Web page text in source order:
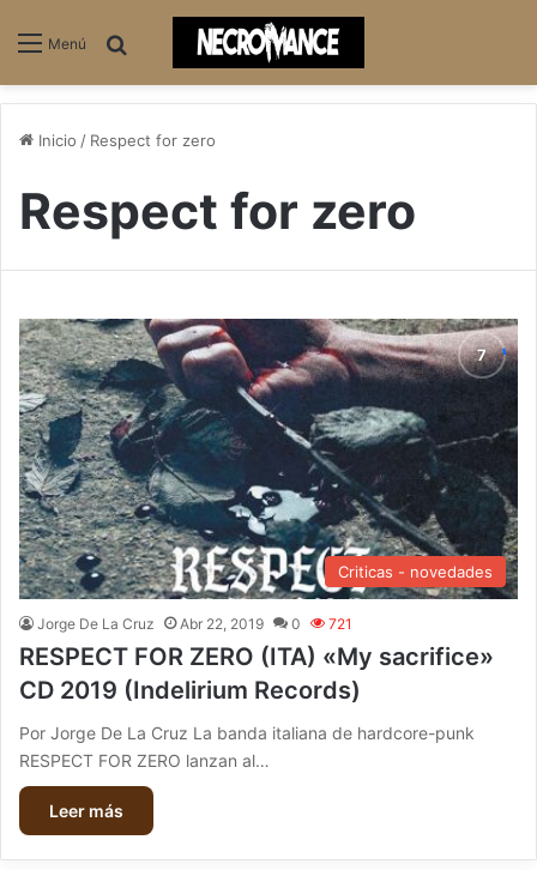
Menú
Inicio / Respect for zero
Respect for zero
Criticas - novedades
Jorge De La Cruz Abr 22, 2019 0 721
RESPECT FOR ZERO (ITA) «My sacrifice»
CD 2019 (Indelirium Records)
Por Jorge De La Cruz La banda italiana de hardcore-punk
RESPECT FOR ZERO lanzan al…
Leer más